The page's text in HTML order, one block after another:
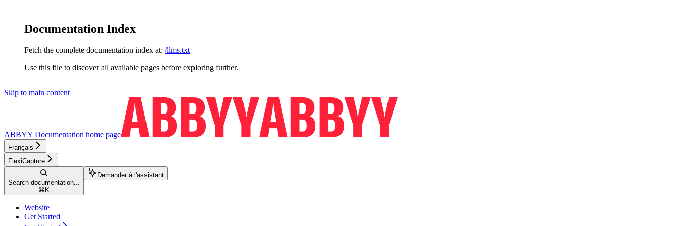
Documentation Index
Fetch the complete documentation index at: /llms.txt
Use this file to discover all available pages before exploring further.
Skip to main content
ABBYY Documentation home page
Français
FlexiCapture
Search documentation...
⌘ K
Demander à l'assistant
Website
Get Started